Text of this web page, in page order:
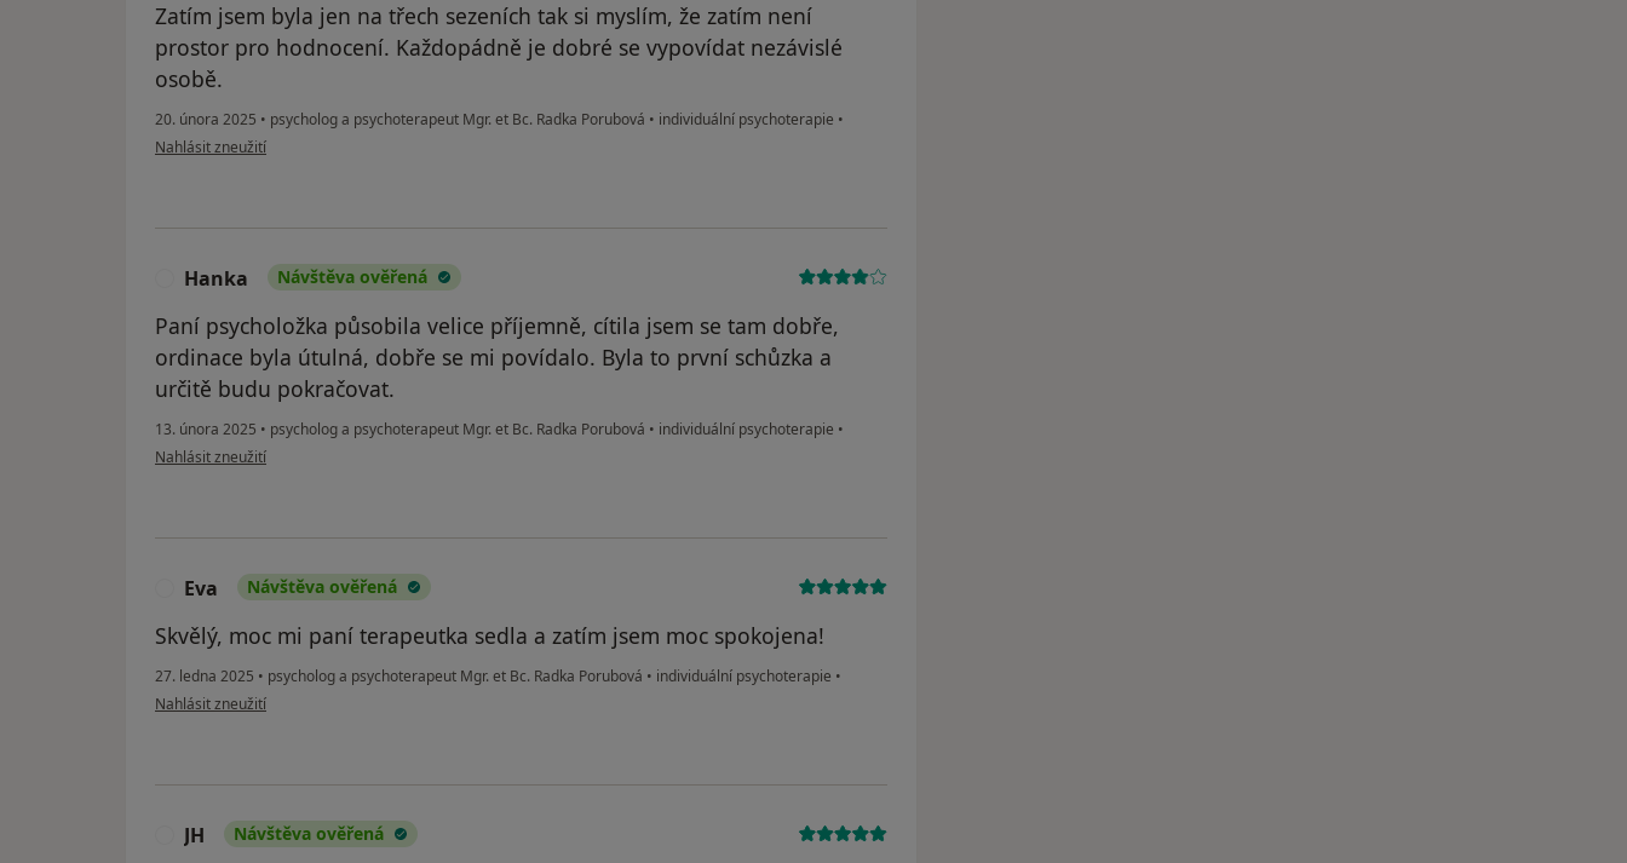
Zatím jsem byla jen na třech sezeních tak si myslím, že zatím není
prostor pro hodnocení. Každopádně je dobré se vypovídat nezávislé
osobě.
20. února 2025 • psycholog a psychoterapeut Mgr. et Bc. Radka Porubová • individuální psychoterapie •
podle názoru uživatele RM
Nahlásit zneužití
Hanka Návštěva ověřená
Paní psycholožka působila velice příjemně, cítila jsem se tam dobře,
ordinace byla útulná, dobře se mi povídalo. Byla to první schůzka a
určitě budu pokračovat.
13. února 2025 • psycholog a psychoterapeut Mgr. et Bc. Radka Porubová • individuální psychoterapie •
podle názoru uživatele Hanka
Nahlásit zneužití
Eva Návštěva ověřená
Skvělý, moc mi paní terapeutka sedla a zatím jsem moc spokojena!
27. ledna 2025 • psycholog a psychoterapeut Mgr. et Bc. Radka Porubová • individuální psychoterapie •
podle názoru uživatele Eva
Nahlásit zneužití
JH Návštěva ověřená